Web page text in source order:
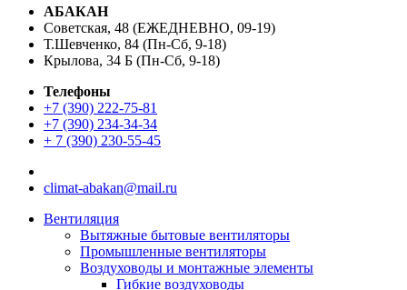
АБАКАН
Советская, 48 (ЕЖЕДНЕВНО, 09-19)
Т.Шевченко, 84 (Пн-Сб, 9-18)
Крылова, 34 Б (Пн-Сб, 9-18)
Телефоны
+7 (390) 222-75-81
+7 (390) 234-34-34
+ 7 (390) 230-55-45
climat-abakan@mail.ru
Вентиляция
Вытяжные бытовые вентиляторы
Промышленные вентиляторы
Воздуховоды и монтажные элементы
Гибкие воздуховоды